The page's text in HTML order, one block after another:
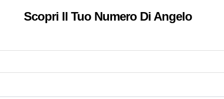
Scopri Il Tuo Numero Di Angelo